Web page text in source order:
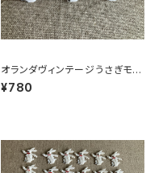
オランダヴィンテージうさぎモチ
ーフプラパーツ30個セットｄ
¥780